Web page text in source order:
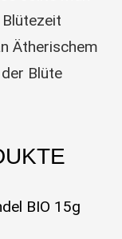
Ätherischem
Blüte